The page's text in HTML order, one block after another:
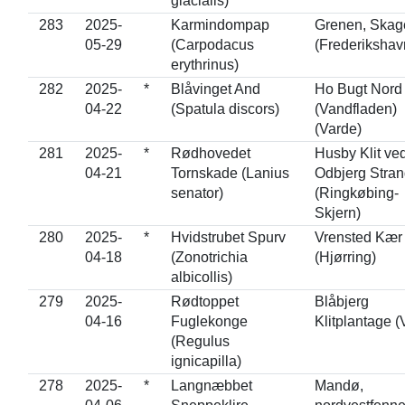
283
2025-
05-29
Karmindompap
(Carpodacus
erythrinus)
Grenen,
282
2025-
04-22
*
Blåvinget And
(Spatula discors)
Ho Bugt Nord
(Vandfladen)
(Varde)
281
2025-
04-21
*
Rødhovedet
Tornskade (Lanius
senator)
Husby Klit
Odbjerg
(Ringkøbing-
Skjern)
280
2025-
04-18
*
Hvidstrubet Spurv
(Zonotrichia
albicollis)
Vrensted Kær
(Hjørring)
279
2025-
04-16
Rødtoppet
Fuglekonge
(Regulus
ignicapilla)
Blåbjerg
Klitplantage
278
2025-
*
Langnæbbet
Mandø,